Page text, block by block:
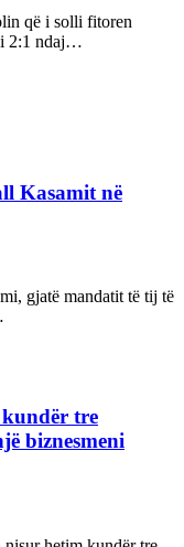
që i solli fitoren
2:1 ndaj…
Kasamit në
gjatë mandatit të tij të
tre
biznesmeni